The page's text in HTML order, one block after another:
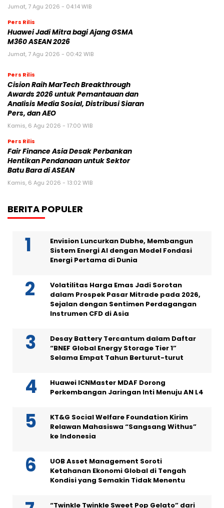
Jumat, 7 Agu 2026 - 04:14 WIB
Pers Rilis
Huawei Jadi Mitra bagi Ajang GSMA
M360 ASEAN 2026
Jumat, 7 Agu 2026 - 00:42 WIB
Pers Rilis
Cision Raih MarTech Breakthrough
Awards 2026 untuk Pemantauan dan
Analisis Media Sosial, Distribusi Siaran
Pers, dan AEO
Kamis, 6 Agu 2026 - 17:00 WIB
Pers Rilis
Fair Finance Asia Desak Perbankan
Hentikan Pendanaan untuk Sektor
Batu Bara di ASEAN
Kamis, 6 Agu 2026 - 13:02 WIB
BERITA POPULER
Envision Luncurkan Dubhe, Membangun
Sistem Energi AI dengan Model Fondasi
Energi Pertama di Dunia
Volatilitas Harga Emas Jadi Sorotan
dalam Prospek Pasar Mitrade pada 2026,
Sejalan dengan Sentimen Perdagangan
Instrumen CFD di Asia
Desay Battery Tercantum dalam Daftar
“BNEF Global Energy Storage Tier 1”
Selama Empat Tahun Berturut-turut
Huawei ICNMaster MDAF Dorong
Perkembangan Jaringan Inti Menuju AN L4
KT&G Social Welfare Foundation Kirim
Relawan Mahasiswa “Sangsang Withus”
ke Indonesia
UOB Asset Management Soroti
Ketahanan Ekonomi Global di Tengah
Kondisi yang Semakin Tidak Menentu
“Twinkle Twinkle Sweet Pop Gelato” dari